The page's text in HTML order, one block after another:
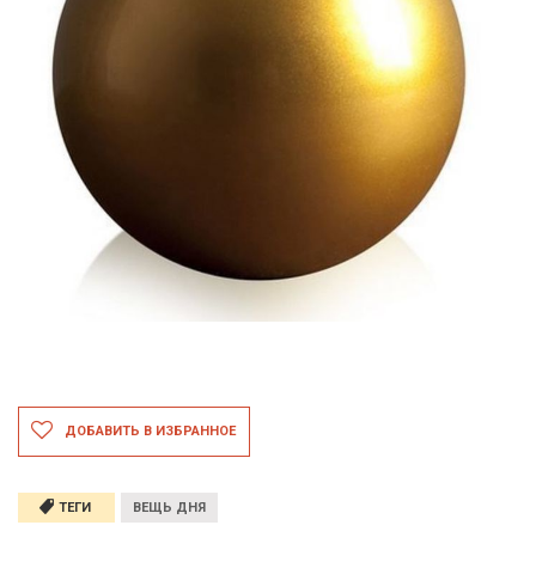
ДОБАВИТЬ В ИЗБРАННОЕ
ТЕГИ ВЕЩЬ ДНЯ